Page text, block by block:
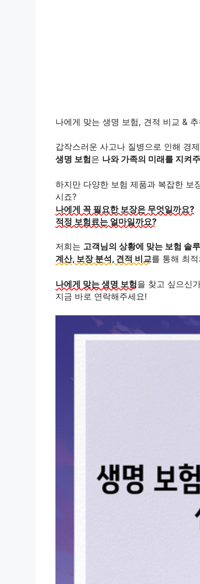
나에게 맞는 생명 보험, 견적 비교 &
갑작스러운 사고나 질병으로 인해 경
생명 보험은 나와 가족의 미래를 지켜
하지만 다양한 보험 제품과 복잡한 보
시죠?
나에게 꼭 필요한 보장은 무엇일까요?
적정 보험료는 얼마일까요?
저희는 고객님의 상황에 맞는 보험 솔
계산, 보장 분석, 견적 비교를 통해 최
나에게 맞는 생명 보험을 찾고 싶으신
지금 바로 연락해주세요!